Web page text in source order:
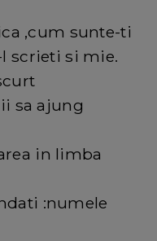
,cum sunte-ti
scrieti si mie.
sa ajung
in limba
:numele